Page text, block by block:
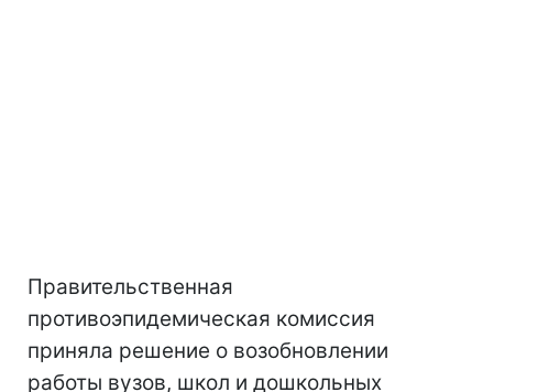
Правительственная
противоэпидемическая комиссия
приняла решение о возобновлении
работы вузов, школ и дошкольных